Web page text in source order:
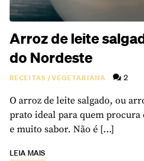
Arroz de leite
do Nordeste
RECEITAS/VEGETARIANA 2
O arroz de leite salgado, ou
prato ideal para quem
e muito sabor. Não é […]
LEIA MAIS